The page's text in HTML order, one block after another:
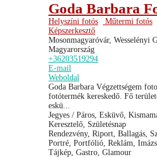
Goda Barbara
Helyszíni fotós Műtermi fotós
Képszerkesztő
Mosonmagyaróvár, Wesselényi
Magyarország
+36203519294
E-mail
Weboldal
Goda Barbara Végzettségem
fotótermék kereskedő. Fő
eskü...
Jegyes / Páros, Esküvő,
Keresztelő, Születésnap
Rendezvény, Riport, Ballagás,
Portré, Portfólió, Reklám,
Tájkép, Gastro, Glamour